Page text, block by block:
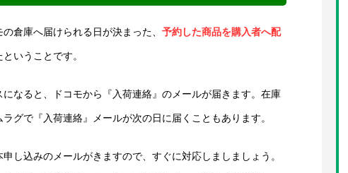
倉庫へ届けられる日が決まった、 予約した商品を購入者へ配
いうことです。
になると、ドコモから『入荷連絡』のメールが届きます。在庫
グで『入荷連絡』メールが次の日に届くこともあります。
し込みのメールがきますので、すぐに対応しましましょう。